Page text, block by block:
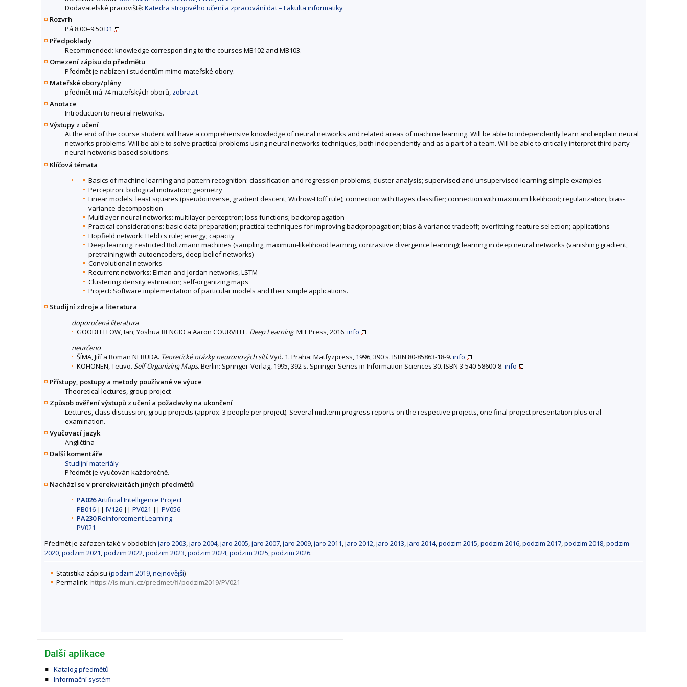
Dodavatelské pracoviště: Katedra strojového učení a zpracování dat – Fakulta informatiky
Rozvrh
Pá 8:00–9:50D1
Předpoklady
Recommended: knowledge corresponding to the courses MB102 and MB103.
Omezení zápisu do předmětu
Předmět je nabízen i studentům mimo mateřské obory.
Mateřské obory/plány
předmět má 74 mateřských oborů, zobrazit
Anotace
Introduction to neural networks.
Výstupy z učení
At the end of the course student will have a comprehensive knowledge of neural networks and related areas of machine learning. Will be able to independently learn and explain neural
networks problems. Will be able to solve practical problems using neural networks techniques, both independently and as a part of a team. Will be able to critically interpret third party
neural-networks based solutions.
Klíčová témata
Basics of machine learning and pattern recognition: classification and regression problems; cluster analysis; supervised and unsupervised learning; simple examples
Perceptron: biological motivation; geometry
Linear models: least squares (pseudoinverse, gradient descent, Widrow-Hoff rule); connection with Bayes classifier; connection with maximum likelihood; regularization; bias-
variance decomposition
Multilayer neural networks: multilayer perceptron; loss functions; backpropagation
Practical considerations: basic data preparation; practical techniques for improving backpropagation; bias & variance tradeoff; overfitting; feature selection; applications
Hopfield network: Hebb's rule; energy; capacity
Deep learning: restricted Boltzmann machines (sampling, maximum-likelihood learning, contrastive divergence learning); learning in deep neural networks (vanishing gradient,
pretraining with autoencoders, deep belief networks)
Convolutional networks
Recurrent networks: Elman and Jordan networks, LSTM
Clustering: density estimation; self-organizing maps
Project: Software implementation of particular models and their simple applications.
Studijní zdroje a literatura
doporučená literatura
GOODFELLOW, Ian; Yoshua BENGIO a Aaron COURVILLE. Deep Learning. MIT Press, 2016. info
neurčeno
ŠÍMA, Jiří a Roman NERUDA. Teoretické otázky neuronových sítí. Vyd. 1. Praha: Matfyzpress, 1996, 390 s. ISBN 80-85863-18-9. info
KOHONEN, Teuvo. Self-Organizing Maps. Berlin: Springer-Verlag, 1995, 392 s. Springer Series in Information Sciences 30. ISBN 3-540-58600-8. info
Přístupy, postupy a metody používané ve výuce
Theoretical lectures, group project
Způsob ověření výstupů z učení a požadavky na ukončení
Lectures, class discussion, group projects (approx. 3 people per project). Several midterm progress reports on the respective projects, one final project presentation plus oral
examination.
Vyučovací jazyk
Angličtina
Další komentáře
Studijní materiály
Předmět je vyučován každoročně.
Nachází se v prerekvizitách jiných předmětů
PA026Artificial Intelligence Project
PB016 || IV126 || PV021 || PV056
PA230Reinforcement Learning
PV021
Předmět je zařazen také v obdobích jaro 2003,jaro 2004,jaro 2005,jaro 2007,jaro 2009,jaro 2011,jaro 2012,jaro 2013,jaro 2014,podzim 2015,podzim 2016,podzim 2017,podzim 2018,podzim
2020,podzim 2021,podzim 2022,podzim 2023,podzim 2024,podzim 2025,podzim 2026.
Statistika zápisu (podzim 2019,nejnovější)
Permalink: https://is.muni.cz/predmet/fi/podzim2019/PV021
Další aplikace
Katalog předmětů
Informační systém